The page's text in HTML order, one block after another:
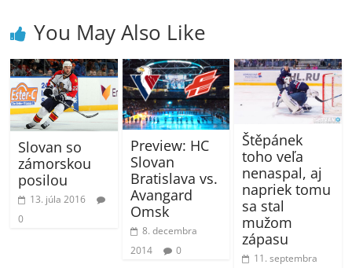
You May Also Like
Slovan so
zámorskou
posilou
13. júla 2016
0
Preview: HC
Slovan
Bratislava vs.
Avangard
Omsk
8. decembra
2014
0
Štěpánek
toho veľa
nenaspal, aj
napriek tomu
sa stal
mužom
zápasu
11. septembra